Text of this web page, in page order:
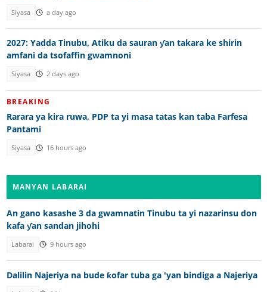
Siyasa a day ago
2027: Yadda Tinubu, Atiku da sauran ƴan takara ke shirin
amfani da tsofaffin gwamnoni
Siyasa 2 days ago
BREAKING
Rarara ya kira ruwa, PDP ta yi masa tatas kan taba Farfesa
Pantami
Siyasa 16 hours ago
MANYAN LABARAI
An gano kasashe 3 da gwamnatin Tinubu ta yi nazarinsu don
kafa ƴan sandan jihohi
Labarai 9 hours ago
Dalilin Najeriya na bude ƙofar tuba ga 'yan bindiga a Najeriya